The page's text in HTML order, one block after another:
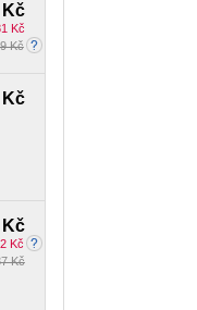
Kč
Kč
Kč
Kč
Kč
Kč
Kč